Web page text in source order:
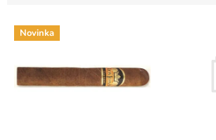
V Novinka